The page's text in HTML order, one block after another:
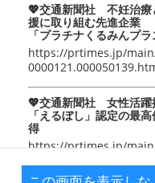
💖交通新聞社 不妊治療
援に取り組む先進企業
「プラチナくるみんプ
https://prtimes.jp/
💖交通新聞社 女性活躍
「えるぼし」認定の最
得
https://prtimes.jp/